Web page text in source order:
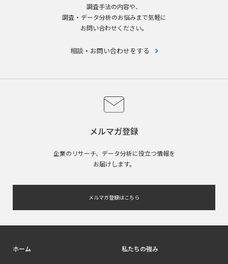
調査手法の内容や、
調査・データ分析のお悩みまで気軽に
お問い合わせください。
相談・お問い合わせをする
メルマガ登録
企業のリサーチ、データ分析に役立つ情報を
お届けします。
メルマガ登録はこちら
ホーム 私たちの強み